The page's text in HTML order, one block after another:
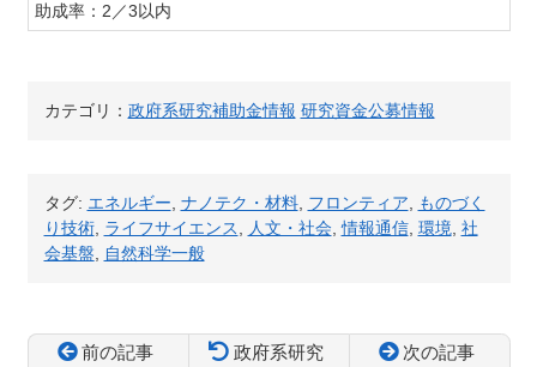
助成率：2／3以内
カテゴリ： 政府系研究補助金情報 研究資金公募情報
タグ: エネルギー, ナノテク・材料, フロンティア, ものづく
り技術, ライフサイエンス, 人文・社会,情報通信, 環境, 社
会基盤, 自然科学一般
前の記事
政府系研究
次の記事